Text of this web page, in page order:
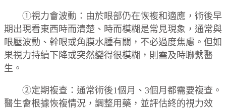
①視力會波動：由於眼部仍在恢複和適應，術後早
期出現看東西時而清楚、時而模糊是常見現象，通常與
眼壓波動、幹眼或角膜水腫有關，不必過度焦慮。但如
果視力持續下降或突然變得很模糊，則需及時聯繫醫
生。
②定期複查：通常術後1個月、3個月都需要複查。
醫生會根據恢複情況，調整用藥，並評估終的視力效